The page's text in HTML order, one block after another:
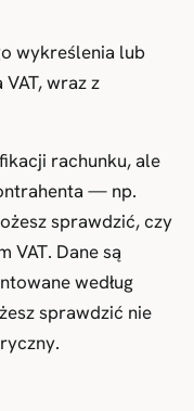
wykreślenia lub
wraz z
rachunku, ale
— np.
sprawdzić, czy
VAT. Dane są
według
sprawdzić nie